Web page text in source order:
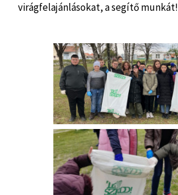
virágfelajánlásokat, a segítő munkát!